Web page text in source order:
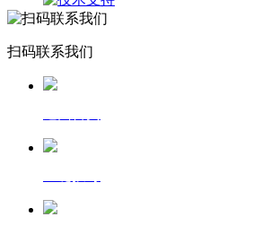
扫码联系我们